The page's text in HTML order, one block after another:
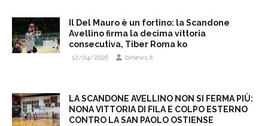
Il Del Mauro è un fortino: la Scandone
Avellino firma la decima vittoria
consecutiva, Tiber Roma ko
12/04/2026 binews.it
LA SCANDONE AVELLINO NON SI FERMA PIÙ:
NONA VITTORIA DI FILA E COLPO ESTERNO
CONTRO LA SAN PAOLO OSTIENSE